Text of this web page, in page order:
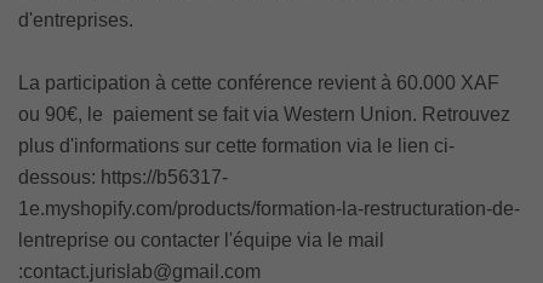
d'entreprises.
La participation à cette conférence revient à 60.000 XAF
ou 90€, le paiement se fait via Western Union. Retrouvez
plus d'informations sur cette formation via le lien ci-
dessous: https://b56317-
1e.myshopify.com/products/formation-la-restructuration-de-
lentreprise ou contacter l'équipe via le mail
:contact.jurislab@gmail.com